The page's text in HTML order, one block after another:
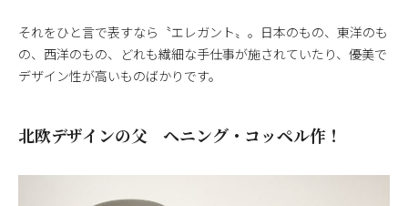
それをひと言で表すなら〝エレガント〟。日本のもの、東洋のも
の、西洋のもの、どれも繊細な手仕事が施されていたり、優美で
デザイン性が高いものばかりです。
北欧デザインの父 ヘニング・コッペル作！